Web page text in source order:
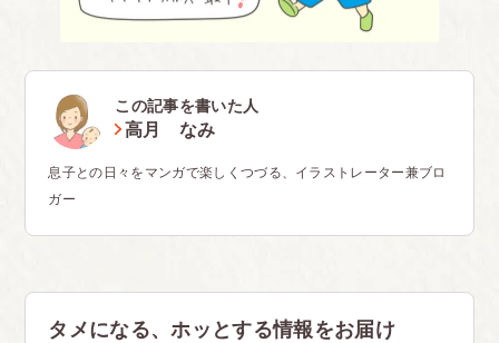
この記事を書いた人
高月 なみ
息子との日々をマンガで楽しくつづる、イラストレーター兼ブロ
ガー
タメになる、ホッとする情報をお届け